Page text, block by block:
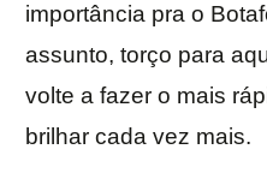
importância pra o
assunto, torço para
volte a fazer o mais
brilhar cada vez mais.